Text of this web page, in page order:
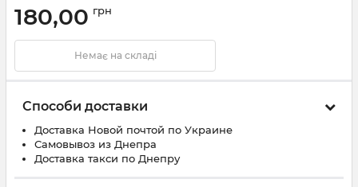
180,00 грн
Немає на складі
Способи доставки
Доставка Новой почтой по Украине
Самовывоз из Днепра
Доставка такси по Днепру